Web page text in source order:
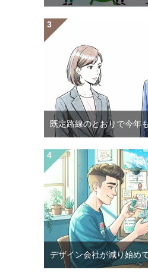
既定路線のとおりで今年
デザイン会社が減り始め